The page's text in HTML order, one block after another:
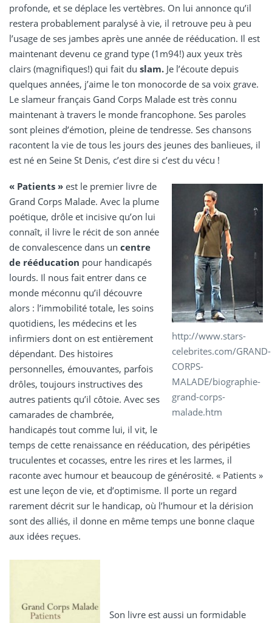
profonde, et se déplace les vertèbres. On lui annonce qu’il
restera probablement paralysé à vie, il retrouve peu à peu
l’usage de ses jambes après une année de rééducation. Il est
maintenant devenu ce grand type (1m94!) aux yeux très
clairs (magnifiques!) qui fait du slam. Je l’écoute depuis
quelques années, j’aime le ton monocorde de sa voix grave.
Le slameur français Gand Corps Malade est très connu
maintenant à travers le monde francophone. Ses paroles
sont pleines d’émotion, pleine de tendresse. Ses chansons
racontent la vie de tous les jours des jeunes des banlieues, il
est né en Seine St Denis, c’est dire si c’est du vécu !
http://www.stars-
celebrites.com/GRAND-
CORPS-
MALADE/biographie-
grand-corps-
malade.htm
« Patients » est le premier livre de
Grand Corps Malade. Avec la plume
poétique, drôle et incisive qu’on lui
connaît, il livre le récit de son année
de convalescence dans un centre
de rééducation pour handicapés
lourds. Il nous fait entrer dans ce
monde méconnu qu’il découvre
alors : l’immobilité totale, les soins
quotidiens, les médecins et les
infirmiers dont on est entièrement
dépendant. Des histoires
personnelles, émouvantes, parfois
drôles, toujours instructives des
autres patients qu’il côtoie. Avec ses
camarades de chambrée,
handicapés tout comme lui, il vit, le
temps de cette renaissance en rééducation, des péripéties
truculentes et cocasses, entre les rires et les larmes, il
raconte avec humour et beaucoup de générosité. « Patients »
est une leçon de vie, et d’optimisme. Il porte un regard
rarement décrit sur le handicap, où l’humour et la dérision
sont des alliés, il donne en même temps une bonne claque
aux idées reçues.
Son livre est aussi un formidable